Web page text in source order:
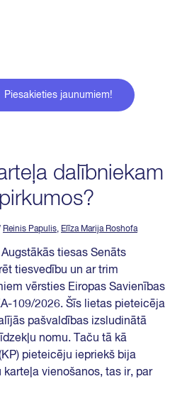
dalībniekam
Reinis Papulis, Elīza Marija Roshofa
tiesas Senāts
tiesvedību un ar trim
vērsties Eiropas Savienības
109/2026. Šīs lietas pieteicēja
pašvaldības izsludinātā
nomu. Taču tā kā
pieteicēju iepriekš bija
vienošanos, tas ir, par
Piesakieties jaunumiem!